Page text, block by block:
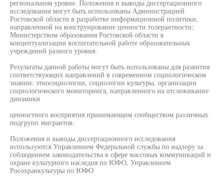
региональном уровне. Положения и выводы диссертационного
исследования могут быть использованы Администрацией
Ростовской области в разработке информационной политики,
направленной на конструирование ценности толерантности;
Министерством образования Ростовской области в
концептуализации воспитательной работе образовательных
учреждений разного уровня.
Результаты данной работы могут быть использованы для развития
соответствующих направлений в современном социологическом
знании: этносоциологии, социологии культуры, организации
социологического мониторинга, направленного на отслеживание
динамики
ценностного восприятия принимающим сообществом различных
подгрупп мигрантов.
Положения и выводы диссертационного исследования
используются Управлением Федеральной службы по надзору за
соблюдением законодательства в сфере массовых коммуникаций и
охране культурного наследия по ЮФО, Управлением
Росохранкультуры по ЮФО